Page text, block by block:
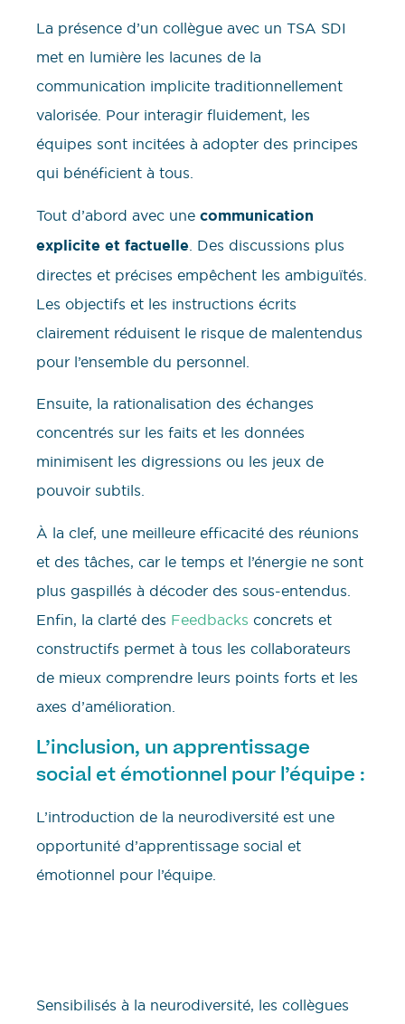
La présence d’un collègue avec un TSA SDI
met en lumière les lacunes de la
communication implicite traditionnellement
valorisée. Pour interagir fluidement, les
équipes sont incitées à adopter des principes
qui bénéficient à tous.
Tout d’abord avec une communication
explicite et factuelle . Des discussions plus
directes et précises empêchent les ambiguïtés.
Les objectifs et les instructions écrits
clairement réduisent le risque de malentendus
pour l’ensemble du personnel.
Ensuite, la rationalisation des échanges
concentrés sur les faits et les données
minimisent les digressions ou les jeux de
pouvoir subtils.
À la clef, une meilleure efficacité des réunions
et des tâches, car le temps et l’énergie ne sont
plus gaspillés à décoder des sous-entendus.
Enfin, la clarté des Feedbacks concrets et
constructifs permet à tous les collaborateurs
de mieux comprendre leurs points forts et les
axes d’amélioration.
L’inclusion, un apprentissage
social et émotionnel pour l’équipe :
L’introduction de la neurodiversité est une
opportunité d’apprentissage social et
émotionnel pour l’équipe.
Sensibilisés à la neurodiversité, les collègues